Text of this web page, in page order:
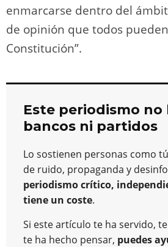
enmarcarse dentro del
de opinión que todos
Constitución”.
Este periodismo no
bancos ni partidos
Lo sostienen personas como
de ruido, propaganda y
periodismo crítico,
tiene un coste.
Si este artículo te ha servido,
te ha hecho pensar, puedes